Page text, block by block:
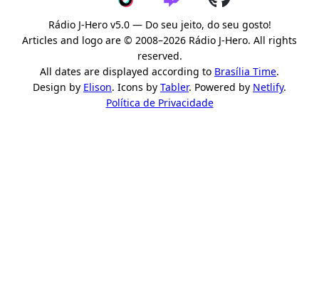
Rádio J-Hero v5.0 — Do seu jeito, do seu gosto!
Articles and logo are © 2008–2026 Rádio J-Hero. All rights
reserved.
All dates are displayed according to Brasília Time.
Design by Elison. Icons by Tabler. Powered by Netlify.
Política de Privacidade